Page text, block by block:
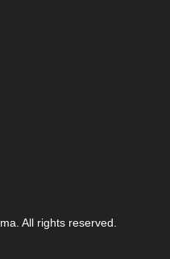
All rights reserved.